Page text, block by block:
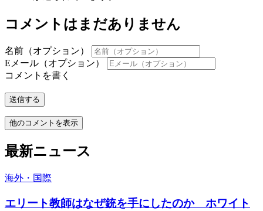
コメントはまだありません
名前（オプション）
Eメール（オプション）
コメントを書く
送信する
他のコメントを表示
最新ニュース
海外・国際
エリート教師はなぜ銃を手にしたのか ホワイト